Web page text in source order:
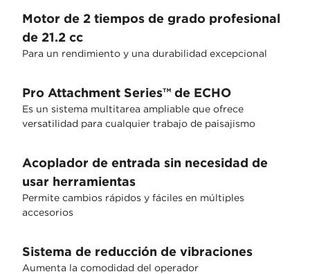
Motor de 2 tiempos de grado profesional
de 21.2 cc
Para un rendimiento y una durabilidad excepcional
Pro Attachment Series™ de ECHO
Es un sistema multitarea ampliable que ofrece
versatilidad para cualquier trabajo de paisajismo
Acoplador de entrada sin necesidad de
usar herramientas
Permite cambios rápidos y fáciles en múltiples
accesorios
Sistema de reducción de vibraciones
Aumenta la comodidad del operador